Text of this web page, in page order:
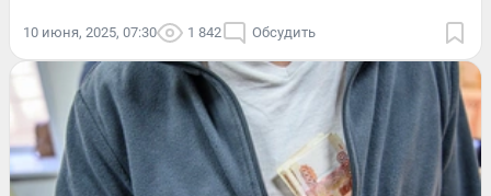
10 июня, 2025, 07:30 1 842 Обсудить